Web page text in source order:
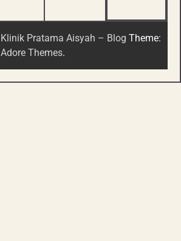
Klinik Pratama Aisyah – Blog Theme:
Adore Themes.